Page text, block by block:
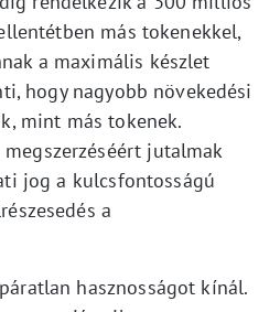
más tokenekkel,
a maximális készlet
hogy nagyobb növekedési
mint más tokenek.
megszerzéséért jutalmak
jog a kulcsfontosságú
a
hasznosságot kínál.